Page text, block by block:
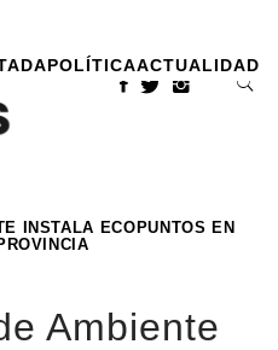
POLÍTICAACTUALIDAD
INSTALA ECOPUNTOS EN
Ambiente